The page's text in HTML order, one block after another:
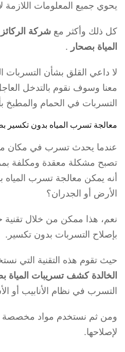
يحوي جميع المعلومات اللازمة
كل ذلك وأكثر مع شركة
المياة بصحار .
لا داعي القلق بشأن التسربات
معنا وسوف نقوم بالتدخل
التسربات في الحمام
معالجة تسرب المياه بدون تكسير
عندما يحدث تسرب في مكان
تصبح مشكلة معقدة ومكلفة
أنه يمكن معالجة تسرب المياه
الأرض أو الجدران؟
نعم، هذا ممكن من خلال تقنية
بإصلاح التسربات بدون تكسير.
حيث تقوم هذه التقنية التي
الخالدة كشف تسريبات المياة
التسرب في نظام الأنابيب أو
ومن ثم نستخدم مواد مخصصة
لإصلاحها.